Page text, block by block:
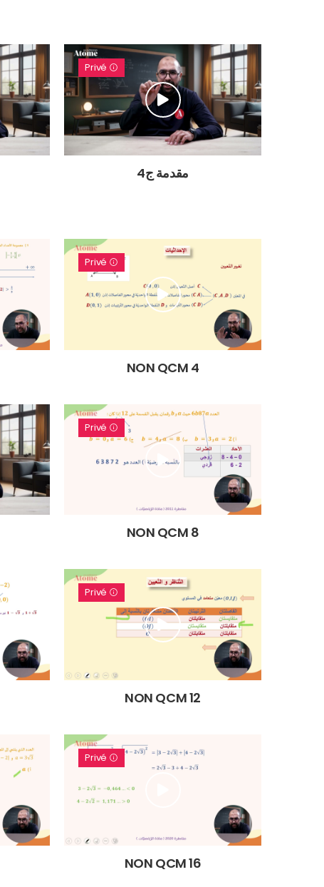
Privé
مقدمة ج4
Privé
NON QCM 4
Privé
NON QCM 8
Privé
NON QCM 12
Privé
NON QCM 16